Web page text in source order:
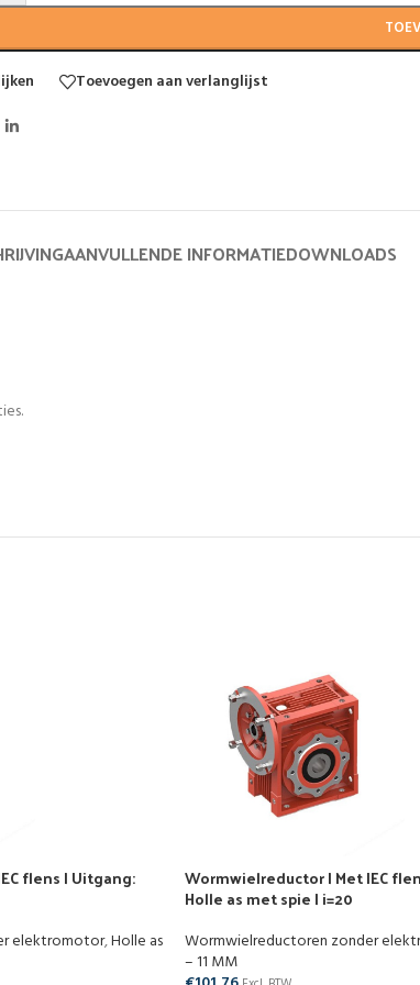
Toevoegen aan verlanglijst
AANVULLENDE INFORMATIEDOWNLOADS
flens | Uitgang:
elektromotor,Holle as
Wormwielreductor | Met IEC
Holle as met spie | i=20
Wormwielreductoren zonder
– 11 MM